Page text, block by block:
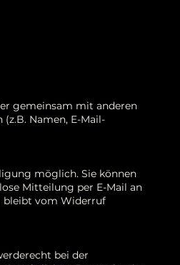
gemeinsam mit anderen
Namen, E-Mail-
möglich. Sie können
Mitteilung per E-Mail an
bleibt vom Widerruf
bei der